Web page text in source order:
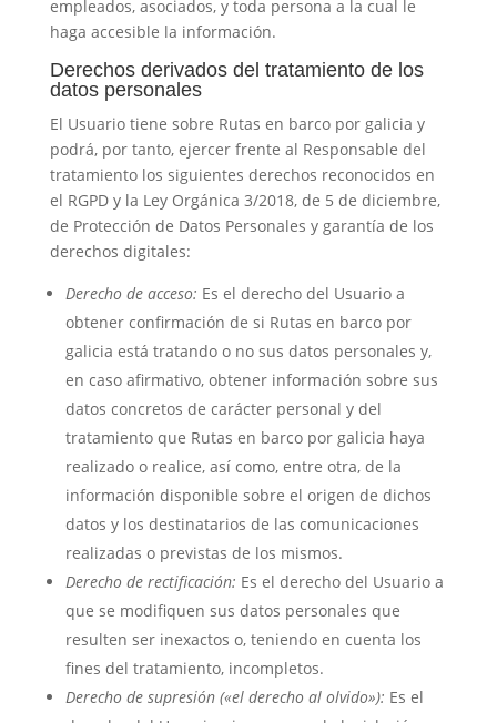
empleados, asociados, y toda persona a la cual le
haga accesible la información.
Derechos derivados del tratamiento de los
datos personales
El Usuario tiene sobre Rutas en barco por galicia y
podrá, por tanto, ejercer frente al Responsable del
tratamiento los siguientes derechos reconocidos en
el RGPD y la Ley Orgánica 3/2018, de 5 de diciembre,
de Protección de Datos Personales y garantía de los
derechos digitales:
Derecho de acceso: Es el derecho del Usuario a
obtener confirmación de si Rutas en barco por
galicia está tratando o no sus datos personales y,
en caso afirmativo, obtener información sobre sus
datos concretos de carácter personal y del
tratamiento que Rutas en barco por galicia haya
realizado o realice, así como, entre otra, de la
información disponible sobre el origen de dichos
datos y los destinatarios de las comunicaciones
realizadas o previstas de los mismos.
Derecho de rectificación: Es el derecho del Usuario a
que se modifiquen sus datos personales que
resulten ser inexactos o, teniendo en cuenta los
fines del tratamiento, incompletos.
Derecho de supresión («el derecho al olvido»): Es el